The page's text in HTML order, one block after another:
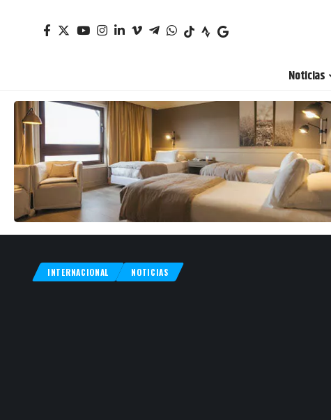
Noticias
INTERNACIONAL NOTICIAS